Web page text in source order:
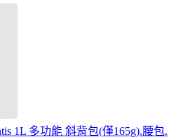
1L 多功能 斜背包(僅165g).腰包.